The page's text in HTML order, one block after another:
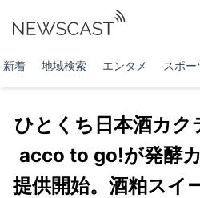
新着 地域検索 エンタメ スポー
ひとくち日本酒カク
acco to go!が発酵カ
提供開始。酒粕スイ